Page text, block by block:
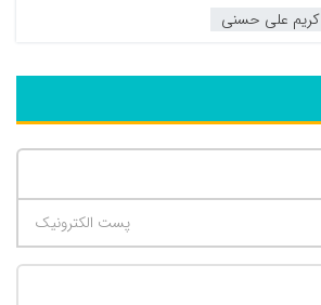
کریم علی حسنی